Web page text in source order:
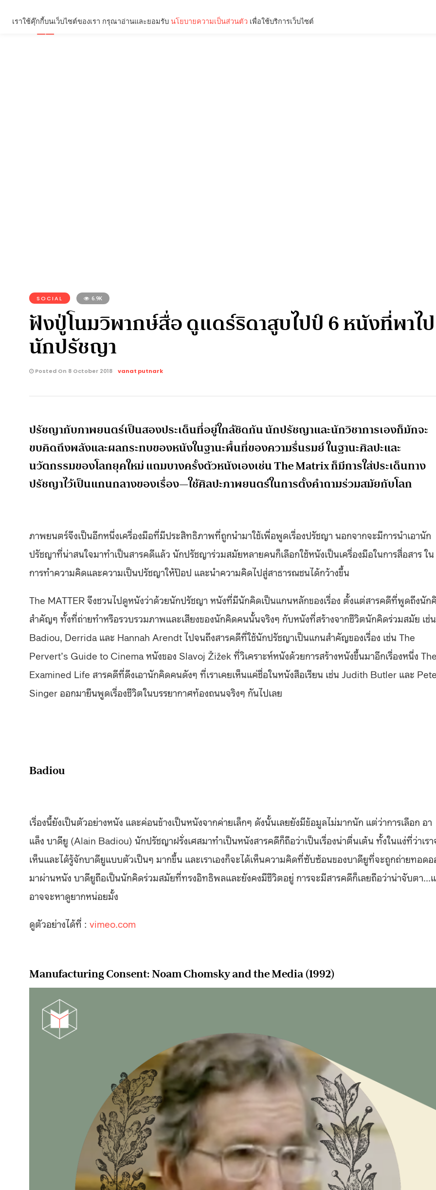
SOCIAL 6.9K
ฟังปู่โนมวิพากษ์สื่อ ดูแดร์ริดาสูบไปป์ 6 หนังที่พาไ
นักปรัชญา
Posted On 8 October 2018 vanat putnark
ปรัชญากับภาพยนตร์เป็นสองประเด็นที่อยู่ใกล้ชิดกัน นักปรัชญาและนักวิชาการเองก็มักจะ
ขบคิดถึงพลังและผลกระทบของหนังในฐานะพื้นที่ของความรื่นรมย์ ในฐานะศิลปะและ
นวัตกรรมของโลกยุคใหม่ แถมบางครั้งตัวหนังเองเช่น The Matrix ก็มีการใส่ประเด็นทาง
ปรัชญาไว้เป็นแกนกลางของเรื่อง—ใช้ศิลปะภาพยนตร์ในการตั้งคำถามร่วมสมัยกับโลก
ภาพยนตร์จึงเป็นอีกหนึ่งเครื่องมือที่มีประสิทธิภาพที่ถูกนำมาใช้เพื่อพูดเรื่องปรัชญา นอกจากจะมีการนำเอานัก
ปรัชญาที่น่าสนใจมาทำเป็นสารคดีแล้ว นักปรัชญาร่วมสมัยหลายคนก็เลือกใช้หนังเป็นเครื่องมือในการสื่อสาร ใน
การทำความคิดและความเป็นปรัชญาให้ป๊อป และนำความคิดไปสู่สาธารณชนได้กว้างขึ้น
The MATTER จึงชวนไปดูหนังว่าด้วยนักปรัชญา หนังที่มีนักคิดเป็นแกนหลักของเรื่อง ตั้งแต่สารคดีที่พูดถึงนัก
สำคัญๆ ทั้งที่ถ่ายทำหรือรวบรวมภาพและเสียงของนักคิดคนนั้นจริงๆ กับหนังที่สร้างจากชีวิตนักคิดร่วมสมัย เช่น
Badiou, Derrida และ Hannah Arendt ไปจนถึงสารคดีที่ใช้นักปรัชญาเป็นแกนสำคัญของเรื่อง เช่น The
Pervert’s Guide to Cinema หนังของ Slavoj Žižek ที่วิเคราะห์หนังด้วยการสร้างหนังขึ้นมาอีกเรื่องหนึ่ง The
Examined Life สารคดีที่ดึงเอานักคิดคนดังๆ ที่เราเคยเห็นแค่ชื่อในหนังสือเรียน เช่น Judith Butler และ
Singer ออกมายืนพูดเรื่องชีวิตในบรรยากาศท้องถนนจริงๆ กันไปเลย
Badiou
เรื่องนี้ยังเป็นตัวอย่างหนัง และค่อนข้างเป็นหนังจากค่ายเล็กๆ ดังนั้นเลยยังมีข้อมูลไม่มากนัก แต่ว่าการเลือก อา
แล็ง บาดียู (Alain Badiou) นักปรัชญาฝรั่งเศสมาทำเป็นหนังสารคดีก็ถือว่าเป็นเรื่องน่าตื่นเต้น ทั้งในแง่ที่ว่าเรา
เห็นและได้รู้จักบาดียูแบบตัวเป็นๆ มากขึ้น และเราเองก็จะได้เห็นความคิดที่ซับซ้อนของบาดียูที่จะถูกถ่ายทอดอ
มาผ่านหนัง บาดียูถือเป็นนักคิดร่วมสมัยที่ทรงอิทธิพลและยังคงมีชีวิตอยู่ การจะมีสารคดีก็เลยถือว่าน่าจับตา…
อาจจะหาดูยากหน่อยมั้ง
ดูตัวอย่างได้ที่ : vimeo.com
Manufacturing Consent: Noam Chomsky and the Media (1992)
เราใช้คุ๊กกี้บนเว็บไซต์ของเรา กรุณาอ่านและยอมรับ นโยบายความเป็นส่วนตัว เพื่อใช้บริการเว็บไซต์